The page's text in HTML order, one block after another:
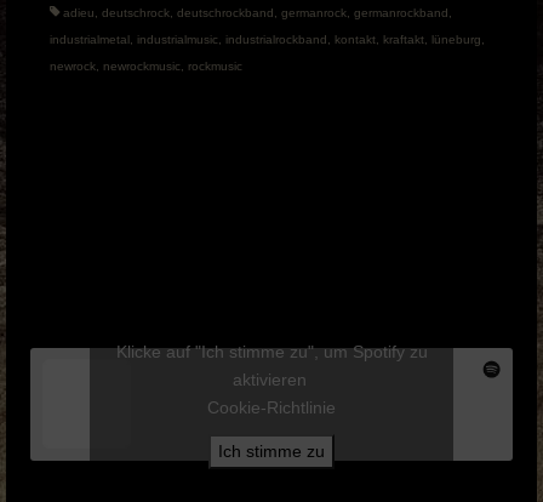
adieu deutschrock deutschrockband germanrock germanrockband
industrialmetal
industrialmusic industrialrockband kontakt kraftakt lüneburg
newrock
newrockmusic rockmusic
Klicke auf "Ich stimme zu", um Spotify zu
aktivieren
Cookie-Richtlinie
Ich stimme zu